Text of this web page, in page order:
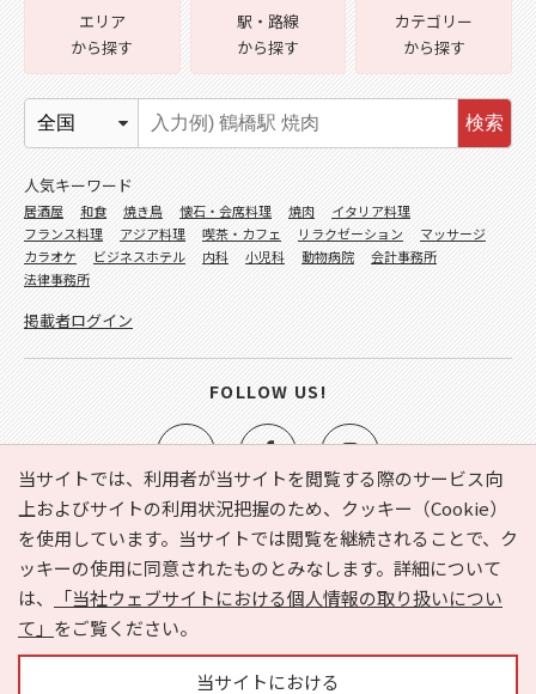
当サイトでは、利用者が当サイトを閲覧する際のサービス向
上およびサイトの利用状況把握のため、クッキー（Cookie）
を使用しています。当サイトでは閲覧を継続されることで、ク
ッキーの使用に同意されたものとみなします。詳細について
は、
「当社ウェブサイトにおける個人情報の取り扱いについ
て」 をご覧ください。
当サイトにおける
e-NAVITA（イーナビタ）とは？ お気に入り
ヘルプ
利用規約
個人情報の取り扱いについて
運営会社
サイトマップ
広告掲載に関するお問い合わせ
エリア
から探す
駅・路線
から探す
カテゴリー
から探す
検索
人気キーワード
居酒屋 和食 焼き鳥 懐石・会席料理 焼肉
イタリア料理
フランス料理
アジア料理 喫茶・カフェ リラクゼーション
マッサージ
カラオケ
ビジネスホテル 内科 小児科 動物病院
会計事務所
法律事務所
掲載者ログイン
FOLLOW US!